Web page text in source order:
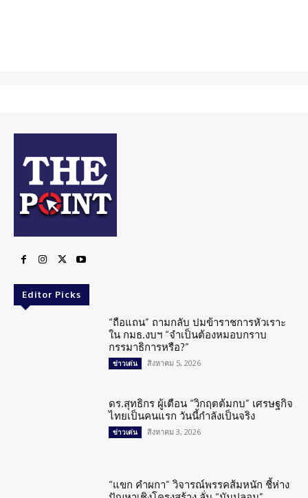
Editor Picks
“ถือแถน” ถามกลับ ปมข้าราชการหัวเราะ
ใน กมธ.งบฯ “จำเป็นต้องหมอบกราบ
กรรมาธิการหรือ?”
ข่าวเด่น สิงหาคม 5, 2026
ดร.สุทธิกร ผู้เตือน “วิกฤตต้มกบ” เศรษฐกิจ
ไทยเป็นคนแรก วันนี้กำลังเป็นจริง
ข่าวเด่น สิงหาคม 3, 2026
“แขก คำผกา” วิจารณ์พรรคส้มหนัก ชี้ห่าง